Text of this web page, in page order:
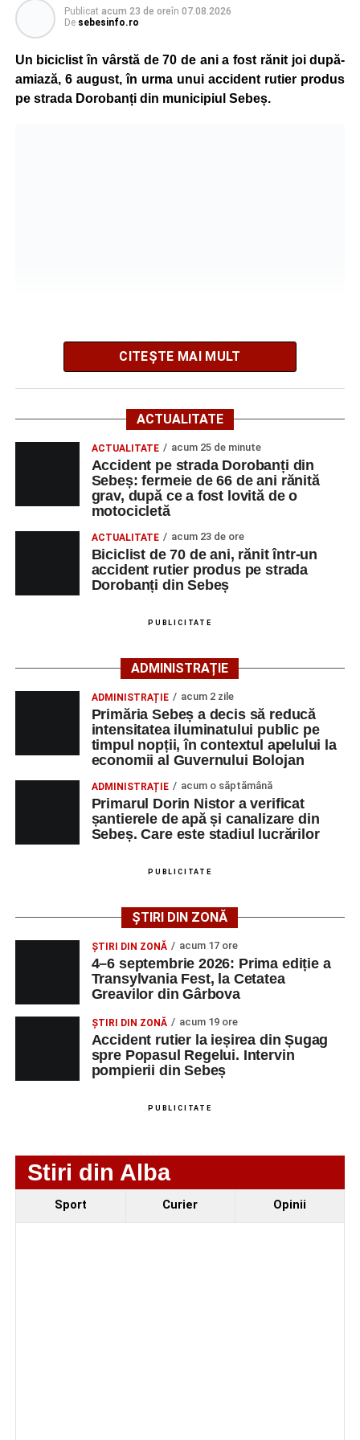
Polițiștii s-au deplasat la fața locului pentru efectuarea
cercetărilor și stabilirea împrejurărilor exacte în care s-a
produs accidentul. De asemenea, aceștia acționează
pentru fluidizarea traficului rutier în zonă.
Cercetările sunt în desfășurare.
motocicletă
4–6 septembrie 2026: Prima ediție a Transylvania
Fest, la Cetatea Greavilor din Gârbova
Accident rutier la ieșirea din Șugag spre Popasul
Regelui. Intervin pompierii din Sebeș
Publicat acum 23 de oreîn 07.08.2026
De sebesinfo.ro
Un biciclist în vârstă de 70 de ani a fost rănit joi după-
amiază, 6 august, în urma unui accident rutier produs
pe strada Dorobanți din municipiul Sebeș.
Potrivit informațiilor transmise de polițiști, în jurul orei
16:28, un șofer de 65 de ani, din comuna Daia Română,
aflat la volanul unui autoturism, l-ar fi acroșat pe biciclist.
În urma impactului, bărbatul a fost proiectat în două
autoturisme parcate regulamentar pe marginea drumului.
Victima a suferit leziuni și a fost transportată la spital
pentru investigații și îngrijiri medicale.
Atât conducătorul auto, cât și biciclistul au fost testați cu
aparatul etilotest, rezultatele fiind negative.
Polițiștii au deschis un dosar penal și continuă cercetările
Adaugă-ne ca sursă preferată
Urmărește-ne pe Google News
Ultimele știri din Sebeș
Accident pe strada Dorobanți din Sebeș: fermeie
de 66 de ani rănită grav, după ce a fost lovită de o
4–6 septembrie 2026: Prima ediție a Transylvania
Fest, la Cetatea Greavilor din Gârbova
Accident rutier la ieșirea din Șugag spre Popasul
Regelui. Intervin pompierii din Sebeș
CITEȘTE MAI MULT
ACTUALITATE
ACTUALITATE acum 25 de minute
Accident pe strada Dorobanți din
Sebeș: fermeie de 66 de ani rănită
grav, după ce a fost lovită de o
motocicletă
ACTUALITATE acum 23 de ore
Biciclist de 70 de ani, rănit într-un
accident rutier produs pe strada
Dorobanți din Sebeș
PUBLICITATE
ADMINISTRAȚIE
ADMINISTRAȚIE acum 2 zile
Primăria Sebeș a decis să reducă
intensitatea iluminatului public pe
timpul nopții, în contextul apelului la
economii al Guvernului Bolojan
ADMINISTRAȚIE acum o săptămână
Primarul Dorin Nistor a verificat
șantierele de apă și canalizare din
Sebeș. Care este stadiul lucrărilor
PUBLICITATE
ȘTIRI DIN ZONĂ
ȘTIRI DIN ZONĂ acum 17 ore
4–6 septembrie 2026: Prima ediție a
Transylvania Fest, la Cetatea
Greavilor din Gârbova
ȘTIRI DIN ZONĂ acum 19 ore
Accident rutier la ieșirea din Șugag
spre Popasul Regelui. Intervin
pompierii din Sebeș
PUBLICITATE
Stiri din Alba
Sport Curier Opinii